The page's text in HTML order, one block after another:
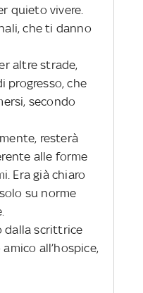
quieto vivere.
che ti danno
altre strade,
progresso, che
secondo
resterà
alle forme
Era già chiaro
su norme
dalla scrittrice
all’hospice,